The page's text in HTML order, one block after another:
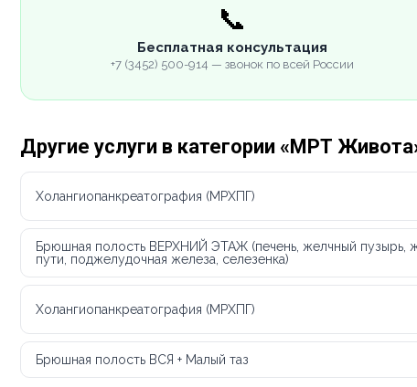
📞
Бесплатная консультация
+7 (3452) 500-914 — звонок по всей России
Другие услуги в категории «МРТ
Холангиопанкреатография (МРХПГ)
Брюшная полость ВЕРХНИЙ ЭТАЖ (печень, желчный пузырь,
пути, поджелудочная железа, селезенка)
Холангиопанкреатография (МРХПГ)
Брюшная полость ВСЯ + Малый таз